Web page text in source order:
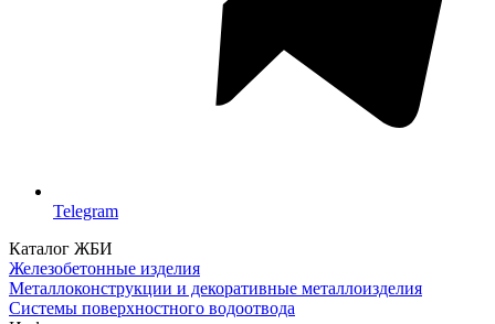
Telegram
Каталог ЖБИ
Железобетонные изделия
Металлоконструкции и декоративные металлоизделия
Системы поверхностного водоотвода